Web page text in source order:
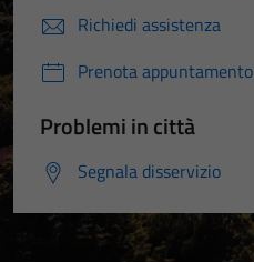
Richiedi assistenza
Prenota appuntamento
Problemi in città
Segnala disservizio